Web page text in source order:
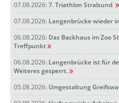
07.08.2026: 7. Triathlon Stralsund
07.08.2026: Langenbrücke wieder
06.08.2026: Das Backhaus im Zoo
Treffpunkt
06.08.2026: Langenbrücke ist für
Weiteres gesperrt.
05.08.2026: Umgestaltung